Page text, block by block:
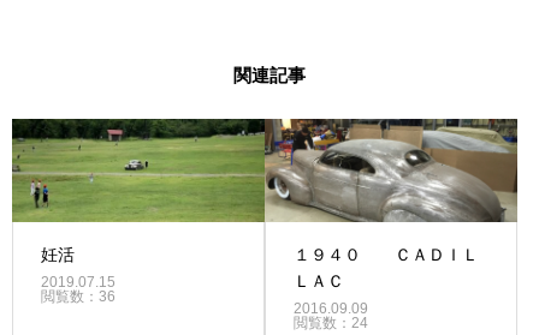
関連記事
妊活
2019.07.15
閲覧数：36
１９４０ ＣＡＤＩＬ
ＬＡＣ
2016.09.09
閲覧数：24